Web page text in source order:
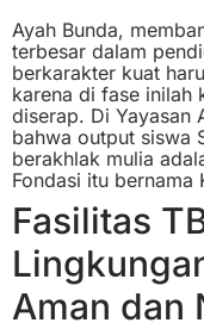
Ayah Bunda,
terbesar dalam
berkarakter kuat
karena di fase inilah
diserap. Di Yayasan
bahwa output siswa
berakhlak mulia
Fondasi itu bernama
Fasilitas
Aman dan